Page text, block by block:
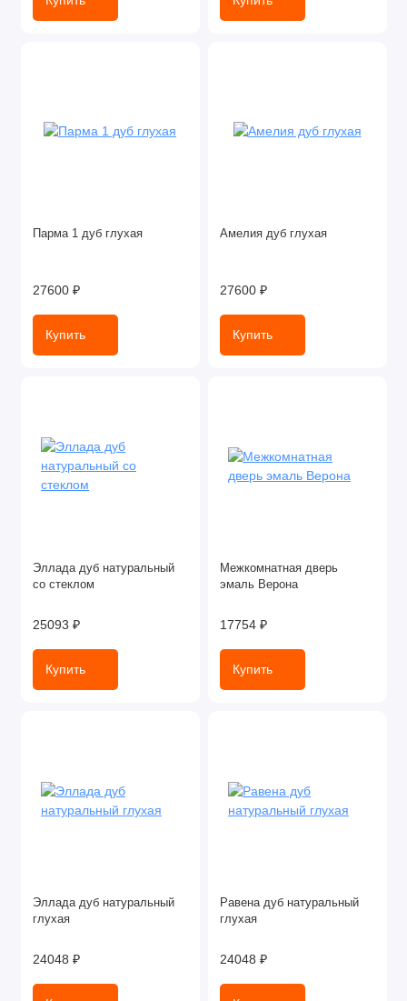
Парма 1 дуб глухая
27600 ₽
Купить
Амелия дуб глухая
27600 ₽
Купить
Эллада дуб натуральный
со стеклом
25093 ₽
Купить
Межкомнатная дверь
эмаль Верона
17754 ₽
Купить
Эллада дуб натуральный
глухая
24048 ₽
Равена дуб натуральный
глухая
24048 ₽